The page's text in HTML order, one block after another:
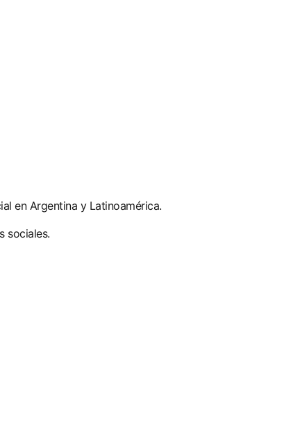
en Argentina y Latinoamérica.
sociales.